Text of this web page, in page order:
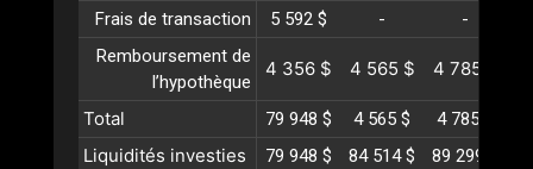
Frais de transaction
5 592 $ -
-
Remboursement de
l’hypothèque
4 356 $ 4 565 $ 4 785 $
Total 79 948 $ 4 565 $ 4 785 $
Liquidités investies 79 948 $ 84 514 $ 89 299 $